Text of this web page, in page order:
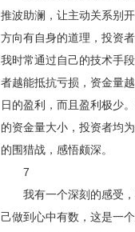
推波助澜，让主动关系别
方向有自身的道理，投资
我时常通过自己的技术手
者越能抵抗亏损，资金量
日的盈利，而且盈利极少
的资金量大小，投资者均
的围猎战，感悟颇深。
7
我有一个深刻的感受，
己做到心中有数，这是一个